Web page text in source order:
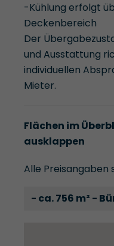
-Kühlung erfolgt
Deckenbereich
Der
und Ausstattung
individuellen
Mieter.
Flächen im
ausklappen
Alle Preisangaben
- ca. 756 m² -